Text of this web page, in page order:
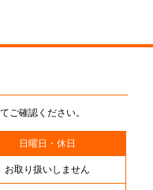
ご確認ください。
日曜日・休日
お取り扱いしません